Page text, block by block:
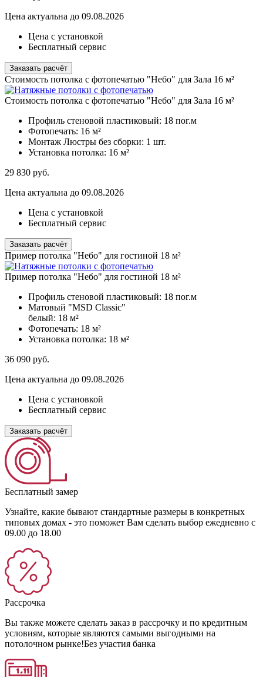
Цена актуальна до 09.08.2026
Цена с установкой
Бесплатный сервис
Заказать расчёт
Стоимость потолка с фотопечатью "Небо" для Зала 16 м²
Стоимость потолка с фотопечатью "Небо" для Зала 16 м²
Профиль стеновой пластиковый: 18 пог.м
Фотопечать: 16 м²
Монтаж Люстры без сборки: 1 шт.
Установка потолка: 16 м²
29 830 руб.
Цена актуальна до 09.08.2026
Цена с установкой
Бесплатный сервис
Заказать расчёт
Пример потолка "Небо" для гостиной 18 м²
Пример потолка "Небо" для гостиной 18 м²
Профиль стеновой пластиковый: 18 пог.м
Матовый "MSD Classic"
белый: 18 м²
Фотопечать: 18 м²
Установка потолка: 18 м²
36 090 руб.
Цена актуальна до 09.08.2026
Цена с установкой
Бесплатный сервис
Заказать расчёт
Бесплатный замер
Узнайте, какие бывают стандартные размеры в конкретных
типовых домах - это поможет Вам сделать выбор ежедневно с
09.00 до 18.00
Рассрочка
Вы также можете сделать заказ в рассрочку и по кредитным
условиям, которые являются самыми выгодными на
потолочном рынке!Без участия банка